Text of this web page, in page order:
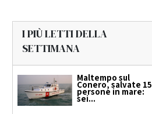
I PIÙ LETTI DELLA
SETTIMANA
Maltempo sul
Conero, salvate 15
persone in mare:
sei...